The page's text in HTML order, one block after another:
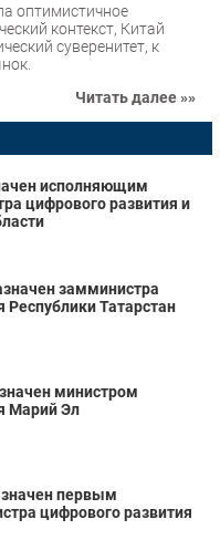
оптимистичное
контекст, Китай
суверенитет, к
Читать далее »»
исполняющим
цифрового развития и
замминистра
Республики Татарстан
министром
Марий Эл
первым
цифрового развития